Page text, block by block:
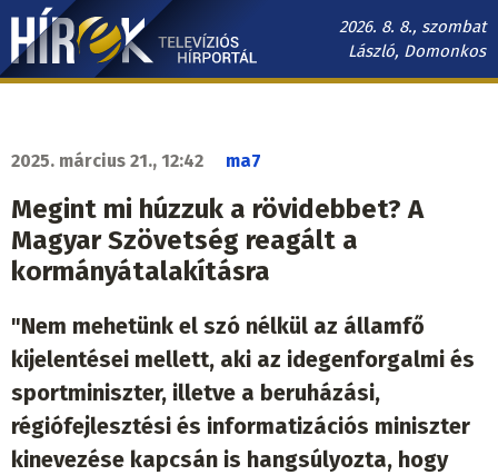
Ugrás
tartalomra
2026. 8. 8., szombat
László, Domonkos
Hírek.sk
navigáció
2025. március 21., 12:42 ma7
Megint mi húzzuk a rövidebbet? A
Magyar Szövetség reagált a
kormányátalakításra
"Nem mehetünk el szó nélkül az államfő
kijelentései mellett, aki az idegenforgalmi és
sportminiszter, illetve a beruházási,
régiófejlesztési és informatizációs miniszter
kinevezése kapcsán is hangsúlyozta, hogy